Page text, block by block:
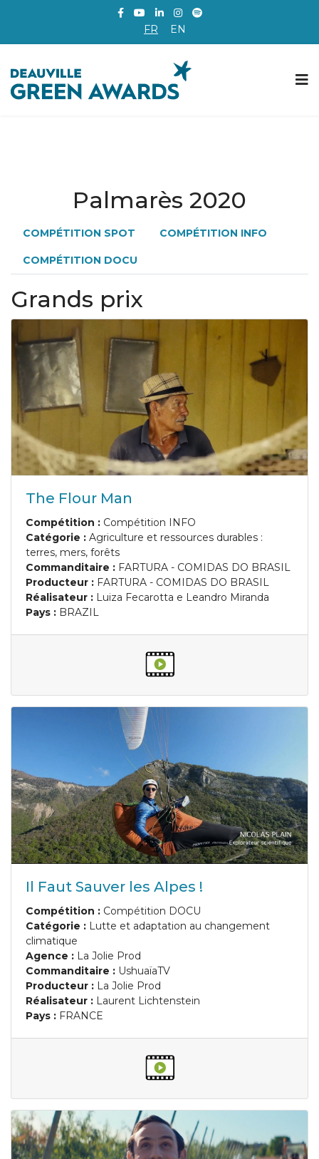
FR EN
Palmarès 2020
COMPÉTITION SPOT COMPÉTITION INFO
COMPÉTITION DOCU
Grands prix
The Flour Man
Compétition : Compétition INFO
Catégorie : Agriculture et ressources durables :
terres, mers, forêts
Commanditaire : FARTURA - COMIDAS DO BRASIL
Producteur : FARTURA - COMIDAS DO BRASIL
Réalisateur : Luiza Fecarotta e Leandro Miranda
Pays : BRAZIL
Il Faut Sauver les Alpes !
Compétition : Compétition DOCU
Catégorie : Lutte et adaptation au changement
climatique
Agence : La Jolie Prod
Commanditaire : UshuaïaTV
Producteur : La Jolie Prod
Réalisateur : Laurent Lichtenstein
Pays : FRANCE